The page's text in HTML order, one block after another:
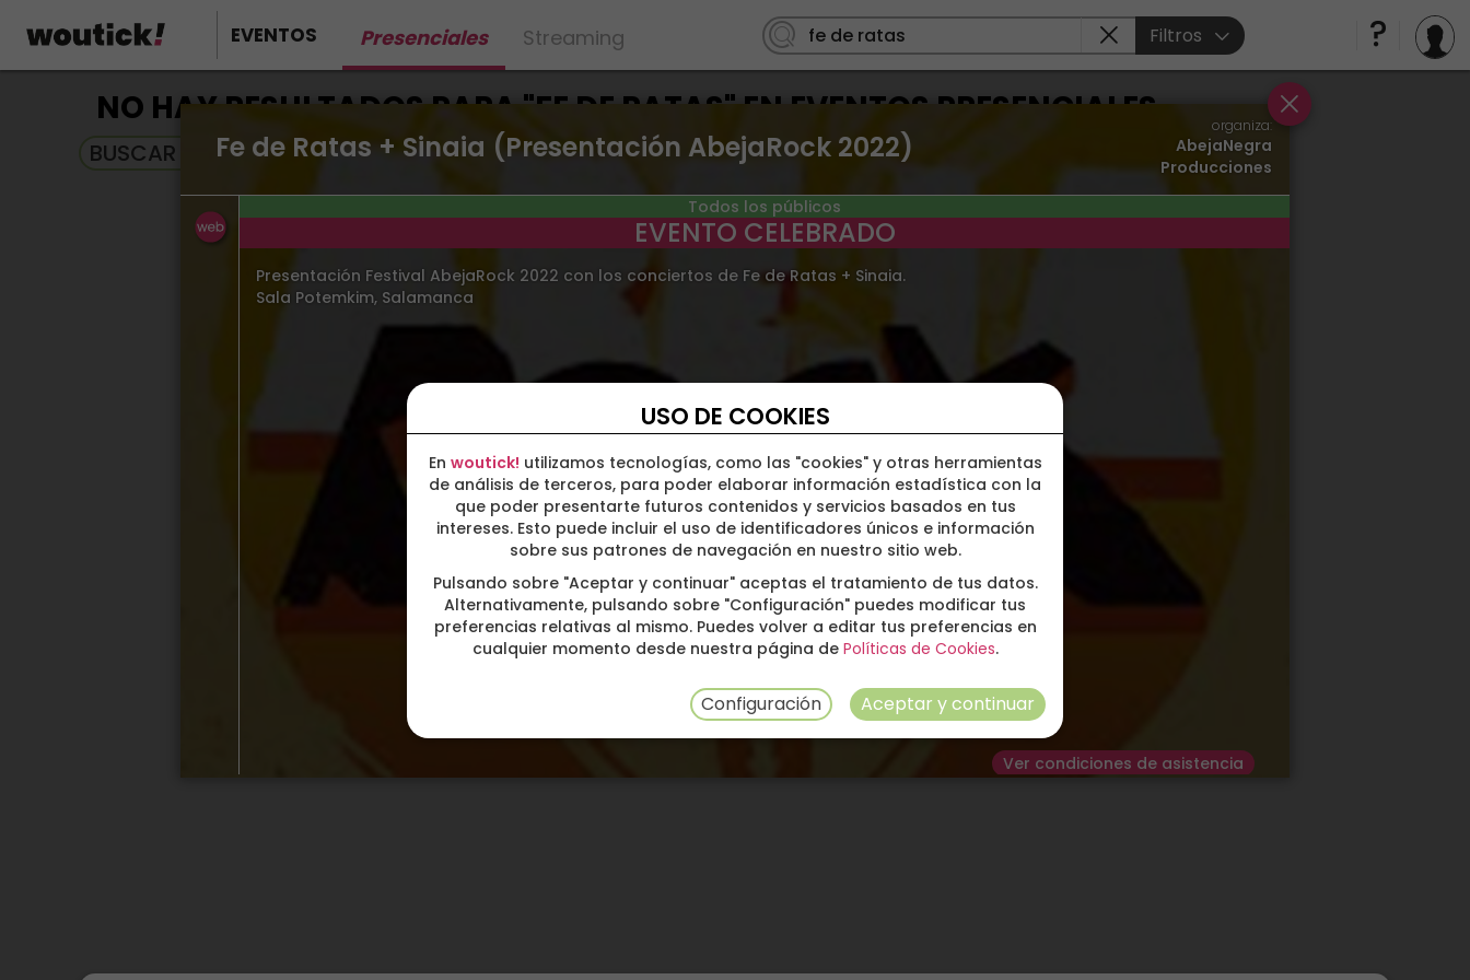
Fe de Ratas + Sinaia (Presentación AbejaRock 2022)
organiza:
AbejaNegra
Producciones
Todos los públicos
EVENTO CELEBRADO
Presentación Festival AbejaRock 2022 con los conciertos de Fe de Ratas + Sinaia.
Sala Potemkim, Salamanca
Ver condiciones de asistencia
EVENTOS Presenciales Streaming Filtros
USO DE COOKIES
En woutick! utilizamos tecnologías, como las "cookies" y otras herramientas
de análisis de terceros, para poder elaborar información estadística con la
que poder presentarte futuros contenidos y servicios basados en tus
intereses. Esto puede incluir el uso de identificadores únicos e información
sobre sus patrones de navegación en nuestro sitio web.
Pulsando sobre "Aceptar y continuar" aceptas el tratamiento de tus datos.
Alternativamente, pulsando sobre "Configuración" puedes modificar tus
preferencias relativas al mismo. Puedes volver a editar tus preferencias en
cualquier momento desde nuestra página de Políticas de Cookies.
Configuración Aceptar y continuar
NO HAY RESULTADOS PARA "FE DE RATAS" EN EVENTOS PRESENCIALES
BUSCAR EN EVENTOS EN STREAMING